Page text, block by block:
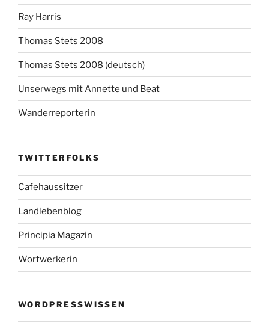
Ray Harris
Thomas Stets 2008
Thomas Stets 2008 (deutsch)
Unserwegs mit Annette und Beat
Wanderreporterin
TWITTERFOLKS
Cafehaussitzer
Landlebenblog
Principia Magazin
Wortwerkerin
WORDPRESSWISSEN